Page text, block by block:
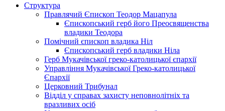
Структура
Правлячий Єпископ Теодор Мацапула
Єпископський герб його Преосвященства
владики Теодора
Помічний єпископ владика Ніл
Єпископський герб владики Ніла
Герб Мукачівської греко-католицької єпархії
Управління Мукачівської Греко-католицької
Єпархії
Церковний Трибунал
Відділ у справах захисту неповнолітніх та
вразливих осіб